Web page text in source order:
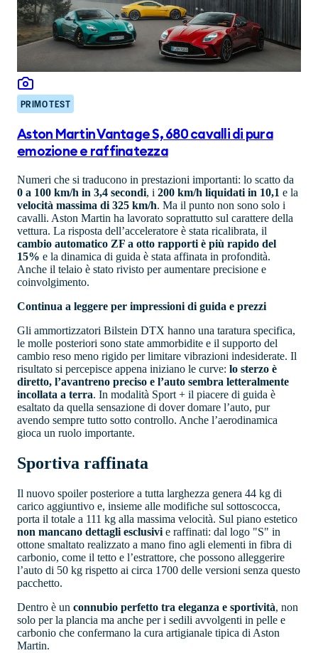
PRIMO TEST
Aston Martin Vantage S, 680 cavalli di pura
emozione e raffinatezza
Numeri che si traducono in prestazioni importanti: lo scatto da
0 a 100 km/h in 3,4 secondi, i 200 km/h liquidati in 10,1 e la
velocità massima di 325 km/h. Ma il punto non sono solo i
cavalli. Aston Martin ha lavorato soprattutto sul carattere della
vettura. La risposta dell’acceleratore è stata ricalibrata, il
cambio automatico ZF a otto rapporti è più rapido del
15% e la dinamica di guida è stata affinata in profondità.
Anche il telaio è stato rivisto per aumentare precisione e
coinvolgimento.
Continua a leggere per impressioni di guida e prezzi
Gli ammortizzatori Bilstein DTX hanno una taratura specifica,
le molle posteriori sono state ammorbidite e il supporto del
cambio reso meno rigido per limitare vibrazioni indesiderate. Il
risultato si percepisce appena iniziano le curve: lo sterzo è
diretto, l’avantreno preciso e l’auto sembra letteralmente
incollata a terra. In modalità Sport + il piacere di guida è
esaltato da quella sensazione di dover domare l’auto, pur
avendo sempre tutto sotto controllo. Anche l’aerodinamica
gioca un ruolo importante.
Sportiva raffinata
Il nuovo spoiler posteriore a tutta larghezza genera 44 kg di
carico aggiuntivo e, insieme alle modifiche sul sottoscocca,
porta il totale a 111 kg alla massima velocità. Sul piano estetico
non mancano dettagli esclusivi e raffinati: dal logo "S" in
ottone smaltato realizzato a mano fino agli elementi in fibra di
carbonio, come il tetto e l’estrattore, che possono alleggerire
l’auto di 50 kg rispetto ai circa 1700 delle versioni senza questo
pacchetto.
Dentro è un connubio perfetto tra eleganza e sportività, non
solo per la plancia ma anche per i sedili avvolgenti in pelle e
carbonio che confermano la cura artigianale tipica di Aston
Martin.